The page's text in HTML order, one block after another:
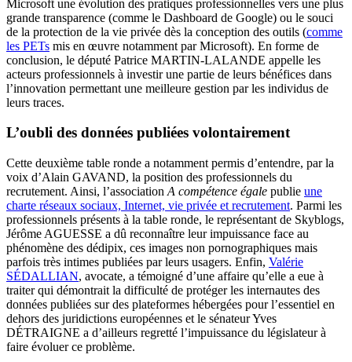
Microsoft une évolution des pratiques professionnelles vers une plus
grande transparence (comme le Dashboard de Google) ou le souci
de la protection de la vie privée dès la conception des outils (comme
les PETs mis en œuvre notamment par Microsoft). En forme de
conclusion, le député Patrice MARTIN-LALANDE appelle les
acteurs professionnels à investir une partie de leurs bénéfices dans
l’innovation permettant une meilleure gestion par les individus de
leurs traces.
L’oubli des données publiées volontairement
Cette deuxième table ronde a notamment permis d’entendre, par la
voix d’Alain GAVAND, la position des professionnels du
recrutement. Ainsi, l’association A compétence égale publie une
charte réseaux sociaux, Internet, vie privée et recrutement. Parmi les
professionnels présents à la table ronde, le représentant de Skyblogs,
Jérôme AGUESSE a dû reconnaître leur impuissance face au
phénomène des dédipix, ces images non pornographiques mais
parfois très intimes publiées par leurs usagers. Enfin, Valérie
SÉDALLIAN, avocate, a témoigné d’une affaire qu’elle a eue à
traiter qui démontrait la difficulté de protéger les internautes des
données publiées sur des plateformes hébergées pour l’essentiel en
dehors des juridictions européennes et le sénateur Yves
DÉTRAIGNE a d’ailleurs regretté l’impuissance du législateur à
faire évoluer ce problème.